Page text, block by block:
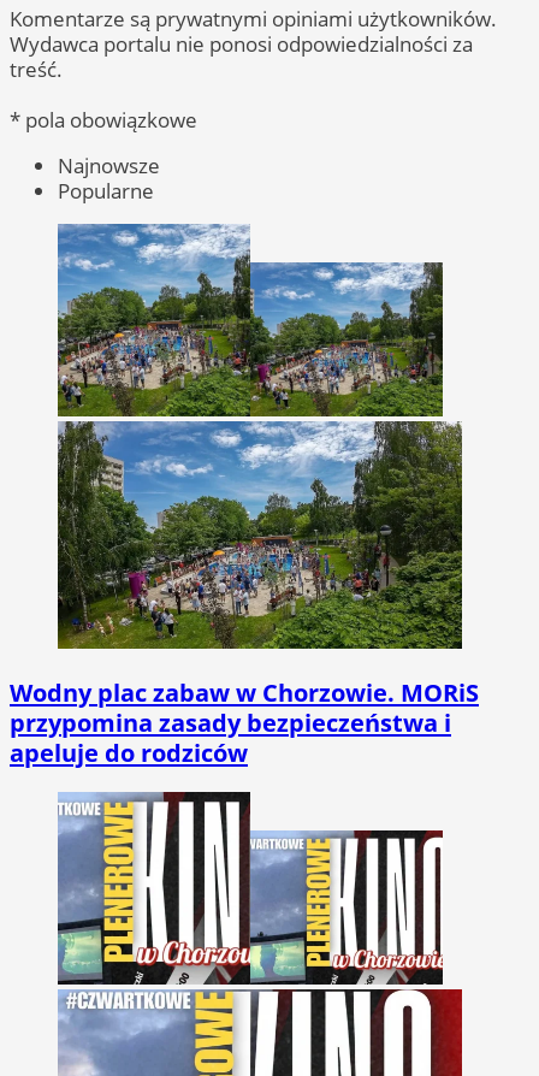
Komentarze są prywatnymi opiniami użytkowników.
Wydawca portalu nie ponosi odpowiedzialności za
treść.
* pola obowiązkowe
Najnowsze
Popularne
Wodny plac zabaw w Chorzowie. MORiS
przypomina zasady bezpieczeństwa i
apeluje do rodziców